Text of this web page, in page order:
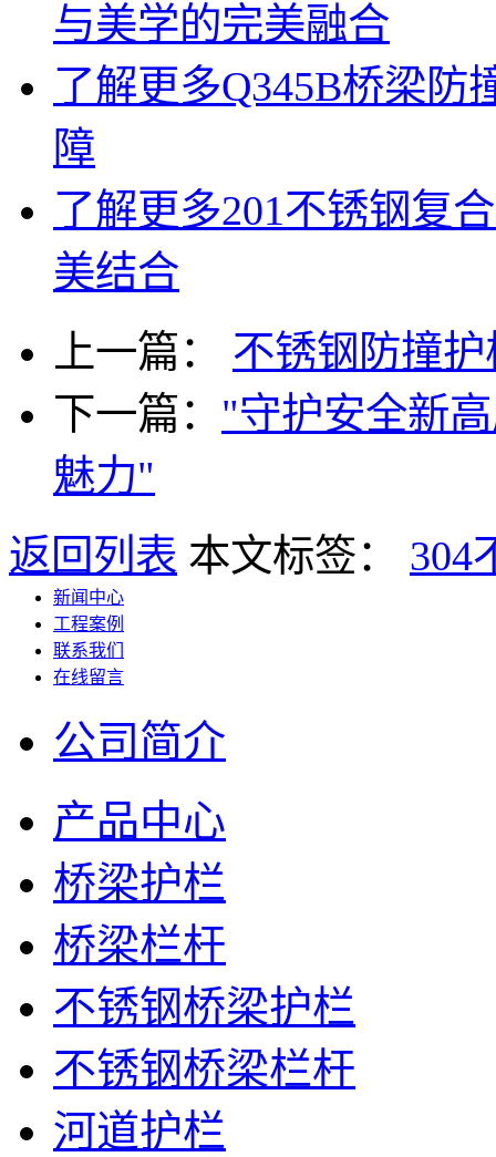
与美学的完美融合
了解更多Q345B桥梁防
障
了解更多201不锈钢复
美结合
上一篇： 不锈钢防撞
下一篇： "守护安全新
魅力"
返回列表 本文标签： 304
新闻中心
工程案例
联系我们
在线留言
公司简介
产品中心
桥梁护栏
桥梁栏杆
不锈钢桥梁护栏
不锈钢桥梁栏杆
河道护栏